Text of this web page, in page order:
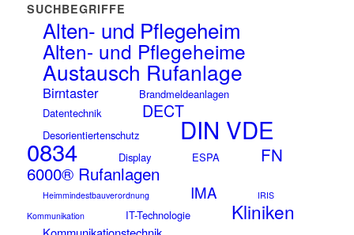
SUCHBEGRIFFE
Alten- und Pflegeheim
Alten- und Pflegeheime
Austausch Rufanlage
Birntaster
Brandmeldeanlagen
Datentechnik
DECT
Desorientiertenschutz DIN VDE
0834 Display ESPA
FN
6000® Rufanlagen
Heimmindestbauverordnung IMA
IRIS
Kommunikation
IT-Technologie Kliniken